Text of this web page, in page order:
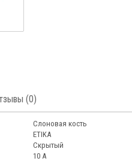
(0)
Слоновая кость
ETIKA
Скрытый
10 А